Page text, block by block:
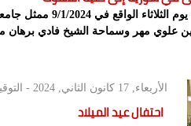
ستقبلت كلّيّة اللاهوت الخاصّة
مهر وسماحة الشيخ فادي برهان
الأربعاء, 17 كانون الثاني, 2024 - التوقيت
احتفال عيد الميلاد